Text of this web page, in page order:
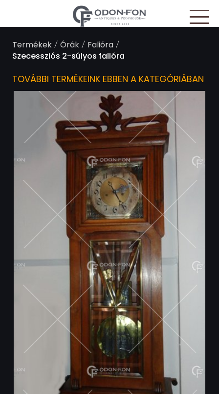
Termékek/Órák/ Falióra/
Szecessziós 2-súlyos falióra
TOVÁBBI TERMÉKEINK EBBEN A KATEGÓRIÁBAN